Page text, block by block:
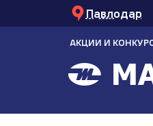
Павлодар
АКЦИИ И